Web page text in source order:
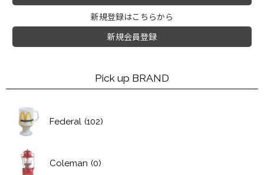
新規登録はこちらから
新規会員登録
Pick up BRAND
Federal (102)
Coleman (0)